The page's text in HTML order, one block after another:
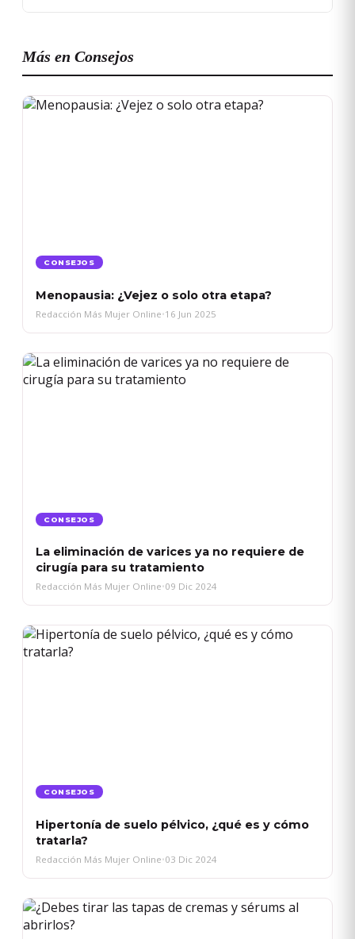
Más en Consejos
CONSEJOS
Menopausia: ¿Vejez o solo otra etapa?
Redacción Más Mujer Online•16 Jun 2025
CONSEJOS
La eliminación de varices ya no requiere de
cirugía para su tratamiento
Redacción Más Mujer Online•09 Dic 2024
CONSEJOS
Hipertonía de suelo pélvico, ¿qué es y cómo
tratarla?
Redacción Más Mujer Online•03 Dic 2024